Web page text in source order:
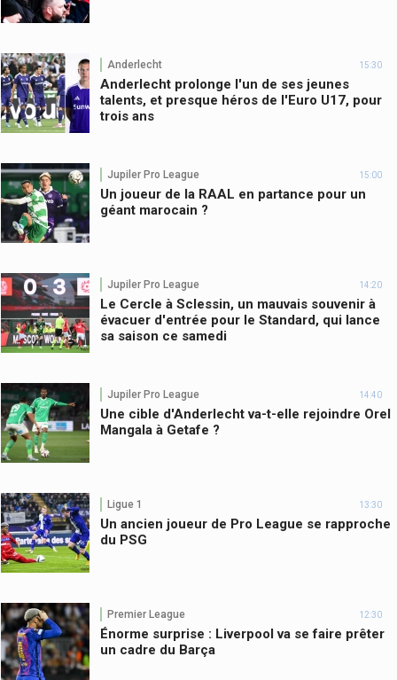
Anderlecht 15:30
Anderlecht prolonge l'un de ses jeunes
talents, et presque héros de l'Euro U17, pour
trois ans
Jupiler Pro League 15:00
Un joueur de la RAAL en partance pour un
géant marocain ?
Jupiler Pro League 14:20
Le Cercle à Sclessin, un mauvais souvenir à
évacuer d'entrée pour le Standard, qui lance
sa saison ce samedi
Jupiler Pro League 14:40
Une cible d'Anderlecht va-t-elle rejoindre Orel
Mangala à Getafe ?
Ligue 1 13:30
Un ancien joueur de Pro League se rapproche
du PSG
Premier League 12:30
Énorme surprise : Liverpool va se faire prêter
un cadre du Barça